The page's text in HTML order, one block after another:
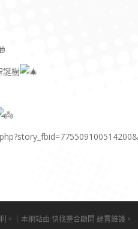
誕樹
。｜本網站由 快找整合顧問 建置維護。